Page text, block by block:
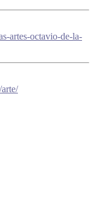
artes-octavio-de-la-